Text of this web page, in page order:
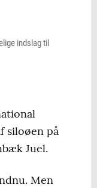
indslag til
siloøen på
Juel.
Men